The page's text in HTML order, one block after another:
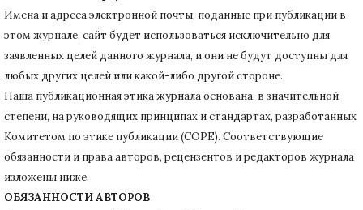
Имена и адреса электронной почты, поданные при публикации в
этом журнале, сайт будет использоваться исключительно для
заявленных целей данного журнала, и они не будут доступны для
любых других целей или какой-либо другой стороне.
Наша публикационная этика журнала основана, в значительной
степени, на руководящих принципах и стандартах, разработанных
Комитетом по этике публикации (COPE). Соответствующие
обязанности и права авторов, рецензентов и редакторов журнала
изложены ниже.
ОБЯЗАННОСТИ АВТОРОВ